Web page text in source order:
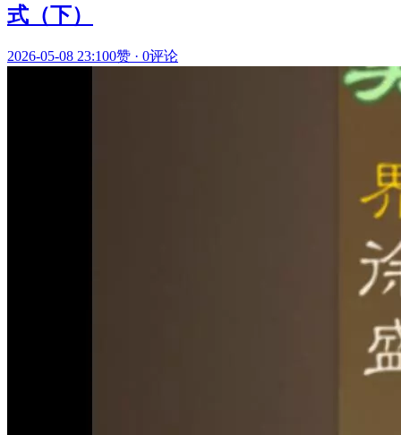
式（下）
2026-05-08 23:100赞 · 0评论